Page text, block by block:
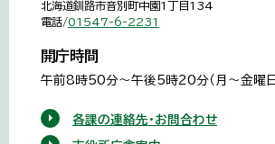
北海道釧路市音別町中園1丁目134
電話/01547-6-2231
開庁時間
午前8時50分～午後5時20分（月～金曜日
各課の連絡先・お問合わせ